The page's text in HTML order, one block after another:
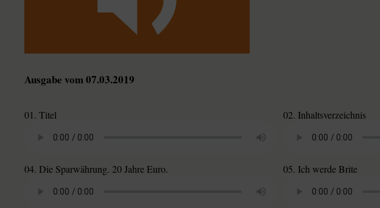
Ausgabe vom 07.03.2019
01. Titel 02. Inhaltsverzeichnis
04. Die Sparwährung. 20 Jahre Euro. 05. Ich werde Brite